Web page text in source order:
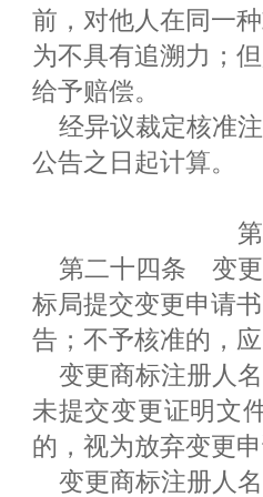
前，对他人在同一
为不具有追溯力；
给予赔偿。
经异议裁定核准
公告之日起计算。
第二十四条 变更
标局提交变更申请
告；不予核准的，
变更商标注册人
未提交变更证明文
的，视为放弃变更
变更商标注册人